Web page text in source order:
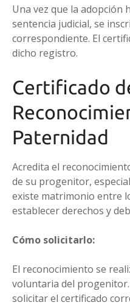
Una vez que la adopción
sentencia judicial, se
correspondiente. El
dicho registro.
Certificado
Paternidad
Acredita el
de su progenitor,
existe matrimonio entre
establecer derechos y
Cómo solicitarlo:
El reconocimiento se
voluntaria del
solicitar el certificado